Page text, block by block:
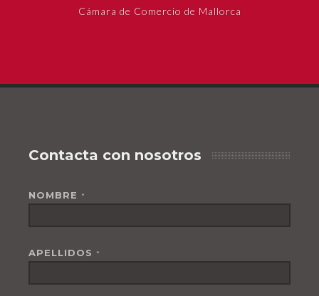
Cámara de Comercio de Mallorca
Contacta con nosotros
NOMBRE *
APELLIDOS *